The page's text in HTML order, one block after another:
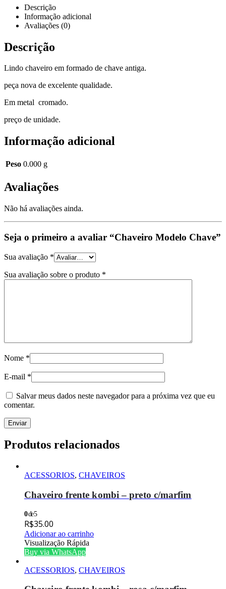
Descrição
Informação adicional
Avaliações (0)
Descrição
Lindo chaveiro em formado de chave antiga.
peça nova de excelente qualidade.
Em metal cromado.
preço de unidade.
Informação adicional
Peso 0.000 g
Avaliações
Não há avaliações ainda.
Seja o primeiro a avaliar “Chaveiro Modelo Chave”
Sua avaliação *
Sua avaliação sobre o produto *
Nome *
E-mail *
Salvar meus dados neste navegador para a próxima vez que eu
comentar.
Produtos relacionados
ACESSORIOS, CHAVEIROS
Chaveiro frente kombi – preto c/marfim
0de 5
R$35.00
Adicionar ao carrinho
Visualização Rápida
Buy via WhatsApp
ACESSORIOS, CHAVEIROS